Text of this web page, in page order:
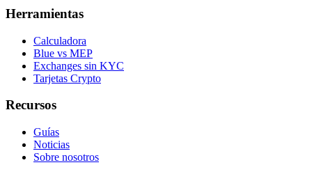
Herramientas
Calculadora
Blue vs MEP
Exchanges sin KYC
Tarjetas Crypto
Recursos
Guías
Noticias
Sobre nosotros